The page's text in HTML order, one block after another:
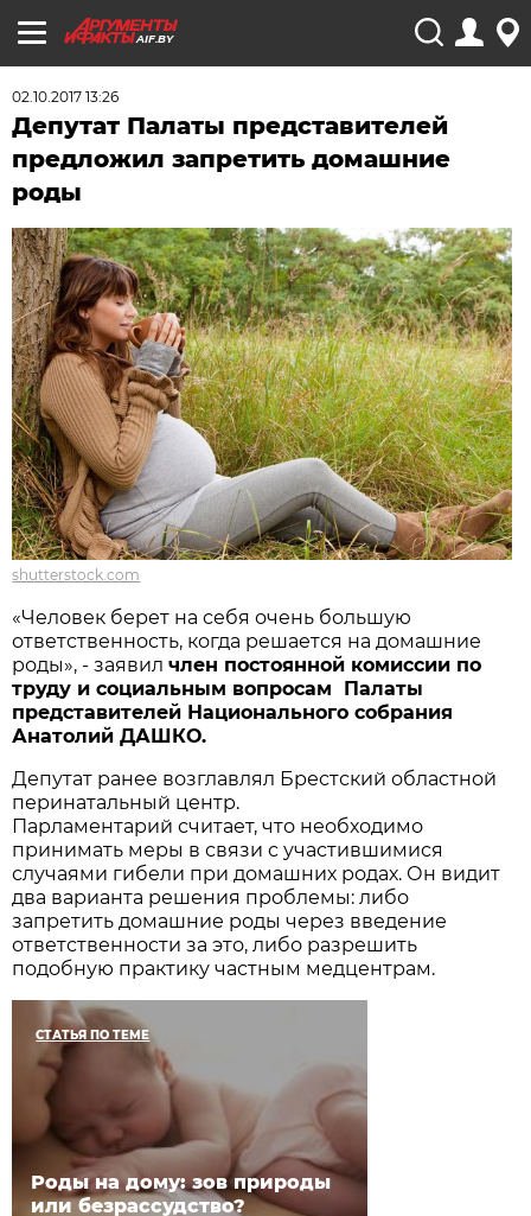
AIF.BY
02.10.2017 13:26
Депутат Палаты представителей
предложил запретить домашние
роды
shutterstock.com
«Человек берет на себя очень большую
ответственность, когда решается на домашние
роды», - заявилчлен постоянной комиссии по
труду и социальным вопросам Палаты
представителей Национального собрания
Анатолий ДАШКО.
Депутат ранее возглавлял Брестский областной
перинатальный центр.
Парламентарий считает, что необходимо
принимать меры в связи с участившимися
случаями гибели при домашних родах. Он видит
два варианта решения проблемы: либо
запретить домашние роды через введение
ответственности за это, либо разрешить
подобную практику частным медцентрам.
СТАТЬЯ ПО ТЕМЕ
Роды на дому: зов природы
или безрассудство?